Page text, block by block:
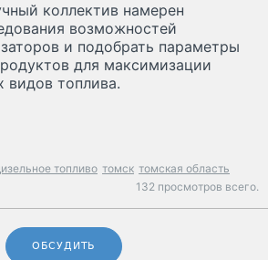
коллектив намерен
возможностей
и подобрать параметры
для максимизации
видов топлива.
топливо томск томская область
132 просмотров всего.
ОБСУДИТЬ